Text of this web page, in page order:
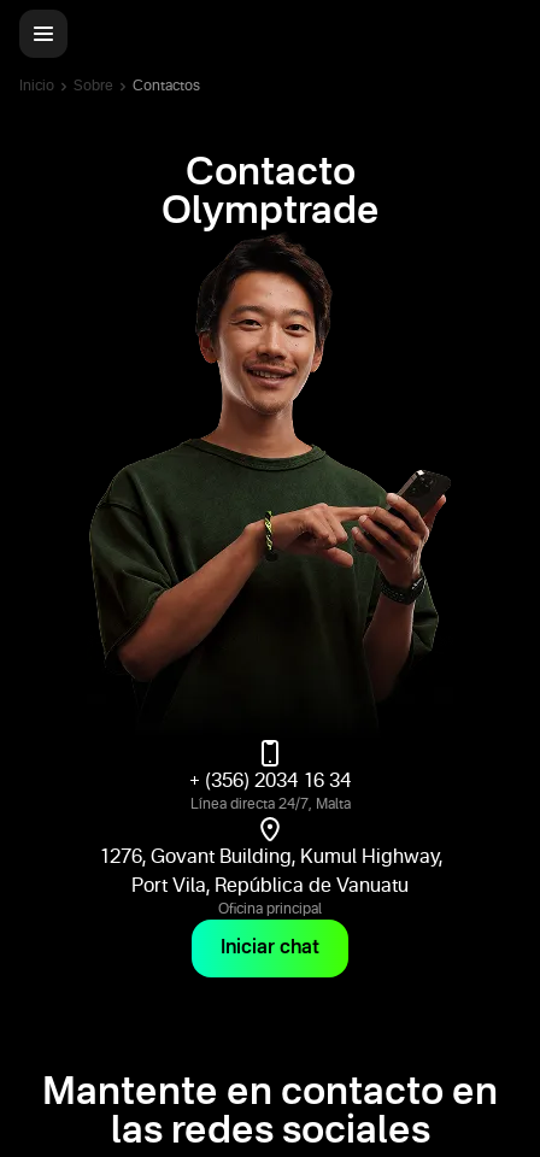
Inicio Sobre Contactos
Contacto
Olymptrade
+ (356) 2034 16 34
Línea directa 24/7, Malta
1276, Govant Building, Kumul Highway,
Port Vila, República de Vanuatu
Oficina principal
Iniciar chat
Mantente en contacto en
las redes sociales